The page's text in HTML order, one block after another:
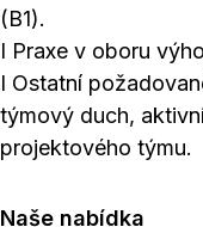
(B1).
I Praxe v oboru
I Ostatní
týmový duch,
projektového týmu.
Naše nabídka